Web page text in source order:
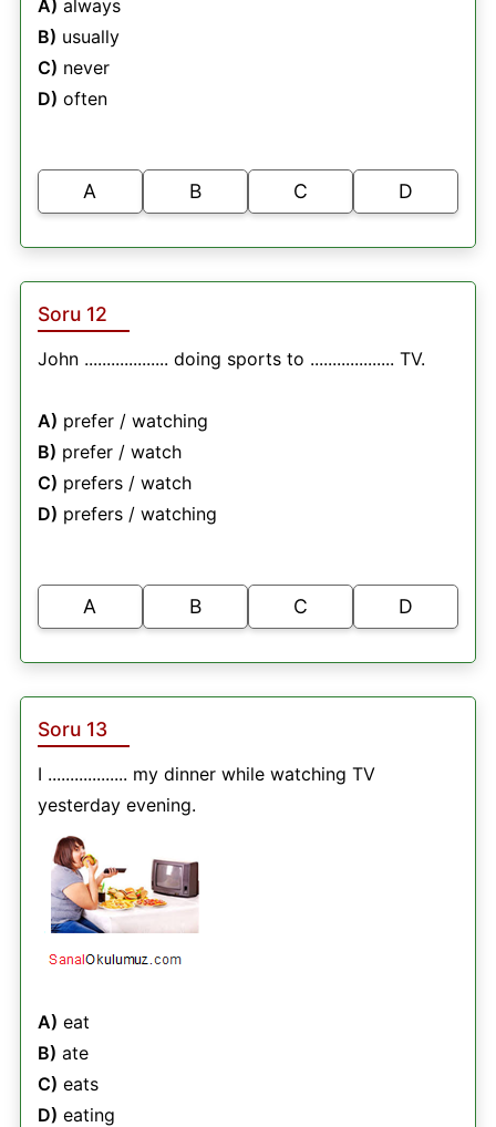
A) always
B) usually
C) never
D) often
A B C D
Soru 12
John ................... doing sports to ................... TV.
A) prefer / watching
B) prefer / watch
C) prefers / watch
D) prefers / watching
A B C D
Soru 13
I .................. my dinner while watching TV
yesterday evening.
A) eat
B) ate
C) eats
D) eating